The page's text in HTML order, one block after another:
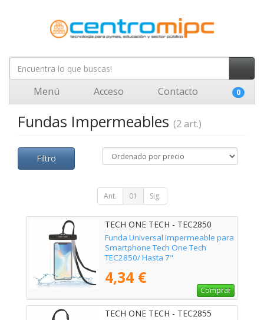
Menú Acceso Contacto 0
Fundas Impermeables (2 art.)
Filtro
Ant. 01 Sig.
TECH ONE TECH - TEC2850
Funda Universal Impermeable para
Smartphone Tech One Tech
TEC2850/ Hasta 7"
4,34 €
Comprar
TECH ONE TECH - TEC2855